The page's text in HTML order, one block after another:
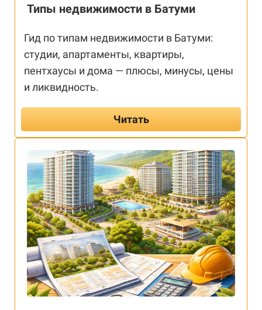
Типы недвижимости в Батуми
Гид по типам недвижимости в Батуми:
студии, апартаменты, квартиры,
пентхаусы и дома — плюсы, минусы, цены
и ликвидность.
Читать